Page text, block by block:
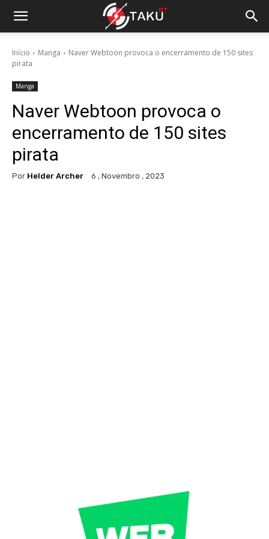
Início Manga
Naver Webtoon provoca o encerramento de 150 sites
pirata
Manga
Naver Webtoon provoca o
encerramento de 150 sites
pirata
Por Helder Archer 6 , Novembro , 2023